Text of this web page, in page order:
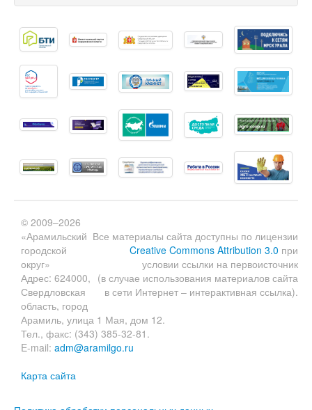
Все материалы сайта доступны по лицензии
Creative Commons Attribution 3.0 при
условии ссылки на первоисточник
(в случае использования материалов сайта
в сети Интернет – интерактивная ссылка).
© 2009–2026
«Арамильский
городской
округ»
Адрес: 624000,
Свердловская
область, город
Арамиль, улица 1 Мая, дом 12.
Тел., факс: (343) 385-32-81.
E-mail: adm@aramilgo.ru
Карта сайта